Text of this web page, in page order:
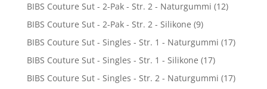
BIBS Couture Sut - 2-Pak - Str. 2 - Naturgummi (12)
BIBS Couture Sut - 2-Pak - Str. 2 - Silikone (9)
BIBS Couture Sut - Singles - Str. 1 - Naturgummi (17)
BIBS Couture Sut - Singles - Str. 1 - Silikone (17)
BIBS Couture Sut - Singles - Str. 2 - Naturgummi (17)